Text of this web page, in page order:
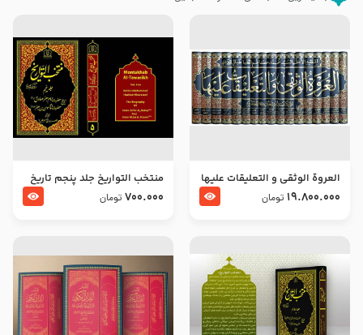
العروة الوثقى و التعليقات عليها
– طرح جدید
19.800.000 تومان
منتخب التواریخ جلد پنجم تاریخ
امام جعفر صادق و امام موسی
700.000 تومان